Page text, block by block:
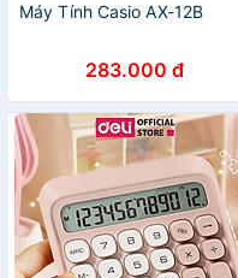
Máy Tính Casio AX-12B
283.000 đ